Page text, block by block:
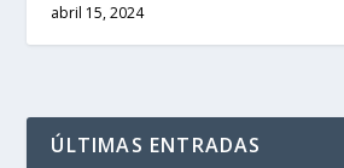
abril 15, 2024
ÚLTIMAS ENTRADAS